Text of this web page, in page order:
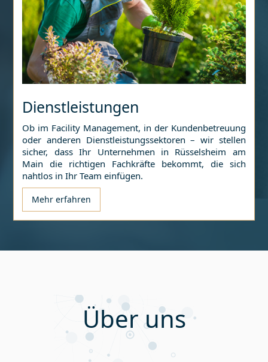
Dienstleistungen
Ob im Facility Management, in der Kundenbetreuung
oder anderen Dienstleistungssektoren – wir stellen
sicher, dass Ihr Unternehmen in Rüsselsheim am
Main die richtigen Fachkräfte bekommt, die sich
nahtlos in Ihr Team einfügen.
Mehr erfahren
Über uns